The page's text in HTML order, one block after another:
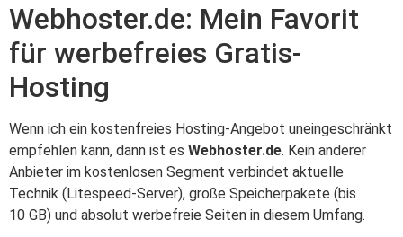
Webhoster.de: Mein Favorit
für werbefreies Gratis-
Hosting
Wenn ich ein kostenfreies Hosting-Angebot uneingeschränkt
empfehlen kann, dann ist es Webhoster.de. Kein anderer
Anbieter im kostenlosen Segment verbindet aktuelle
Technik (Litespeed-Server), große Speicherpakete (bis
10 GB) und absolut werbefreie Seiten in diesem Umfang.